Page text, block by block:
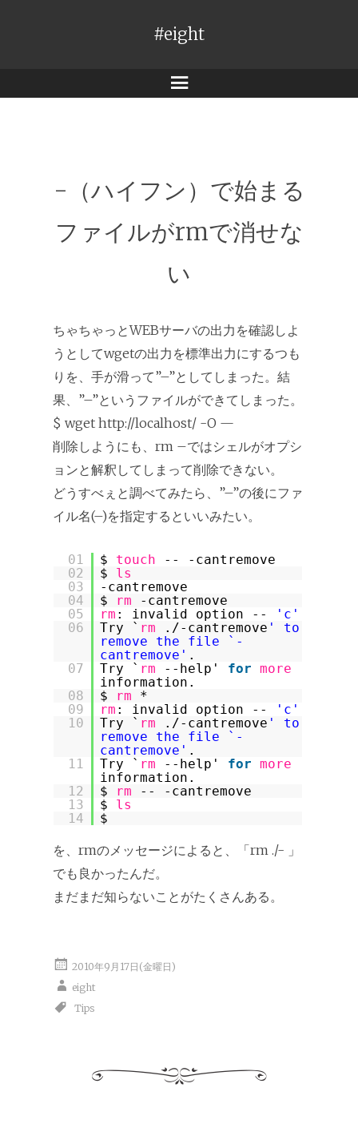
#eight
メ
-（ハイフン）で始まる
ファイルがrmで消せな
い
ちゃちゃっとWEBサーバの出力を確認しよ
うとしてwgetの出力を標準出力にするつも
りを、手が滑って”–”としてしまった。結
果、”–”というファイルができてしまった。
$ wget http://localhost/ -O —
削除しようにも、rm –ではシェルがオプシ
ョンと解釈してしまって削除できない。
どうすべぇと調べてみたら、”–”の後にファ
イル名(–)を指定するといいみたい。
01 $ touch
-- -cantremove
02
$ ls
03
-cantremove
04
$ rm
-cantremove
05
rm : invalid option --
'c'
06
Try ` rm ./-cantremove ' to
remove the file `-
cantremove' .
07
Try ` rm --help' for more
information.
08
$ rm
*
09
rm : invalid option --
'c'
10
Try ` rm ./-cantremove ' to
remove the file `-
cantremove' .
11
Try ` rm --help' for more
information.
12
$ rm
-- -cantremove
13
$ ls
14
$
を、rmのメッセージによると、「rm ./- 」
でも良かったんだ。
まだまだ知らないことがたくさんある。
2010年9月17日(金曜日)
eight
Tips